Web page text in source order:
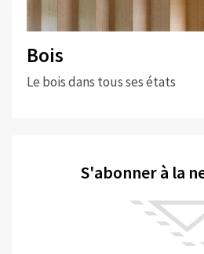
Bois
Le bois dans tous ses états
S'abonner à la